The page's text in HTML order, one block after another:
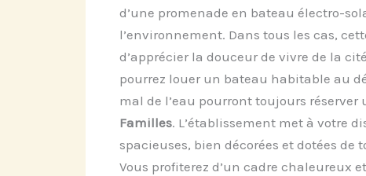
d’une promenade en bateau électro-
l’environnement. Dans tous les cas,
d’apprécier la douceur de vivre de la
pourrez louer un bateau habitable au
mal de l’eau pourront toujours réserver
Familles. L’établissement met à votre
spacieuses, bien décorées et dotées
Vous profiterez d’un cadre chaleureux